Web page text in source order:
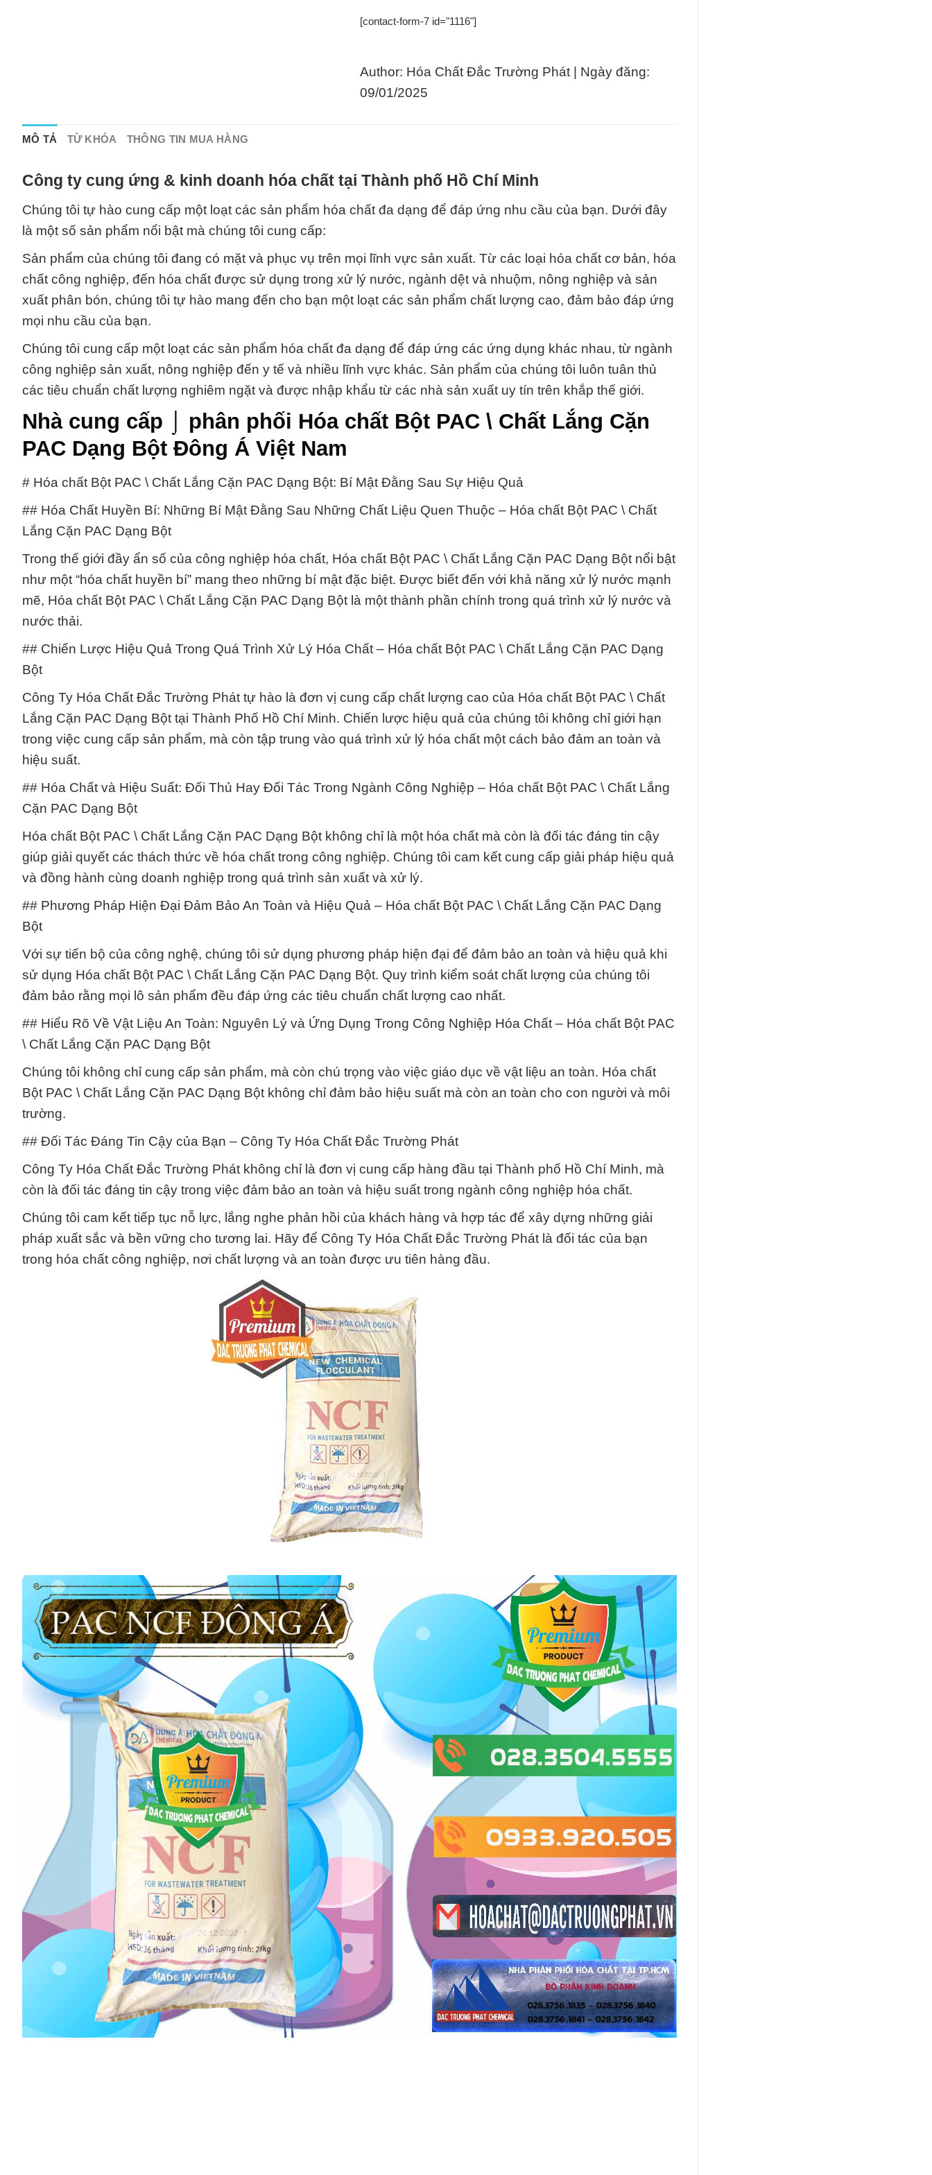
[contact-form-7 id="1116"]
Author: Hóa Chất Đắc Trường Phát | Ngày đăng:
09/01/2025
MÔ TẢ TỪ KHÓA THÔNG TIN MUA HÀNG
Công ty cung ứng & kinh doanh hóa chất tại Thành phố Hồ Chí Minh
Chúng tôi tự hào cung cấp một loạt các sản phẩm hóa chất đa dạng để đáp ứng nhu cầu của bạn. Dưới đây
là một số sản phẩm nổi bật mà chúng tôi cung cấp:
Sản phẩm của chúng tôi đang có mặt và phục vụ trên mọi lĩnh vực sản xuất. Từ các loại hóa chất cơ bản, hóa
chất công nghiệp, đến hóa chất được sử dụng trong xử lý nước, ngành dệt và nhuộm, nông nghiệp và sản
xuất phân bón, chúng tôi tự hào mang đến cho bạn một loạt các sản phẩm chất lượng cao, đảm bảo đáp ứng
mọi nhu cầu của bạn.
Chúng tôi cung cấp một loạt các sản phẩm hóa chất đa dạng để đáp ứng các ứng dụng khác nhau, từ ngành
công nghiệp sản xuất, nông nghiệp đến y tế và nhiều lĩnh vực khác. Sản phẩm của chúng tôi luôn tuân thủ
các tiêu chuẩn chất lượng nghiêm ngặt và được nhập khẩu từ các nhà sản xuất uy tín trên khắp thế giới.
Nhà cung cấp ⌡ phân phối Hóa chất Bột PAC \ Chất Lắng Cặn
PAC Dạng Bột Đông Á Việt Nam
# Hóa chất Bột PAC \ Chất Lắng Cặn PAC Dạng Bột: Bí Mật Đằng Sau Sự Hiệu Quả
## Hóa Chất Huyền Bí: Những Bí Mật Đằng Sau Những Chất Liệu Quen Thuộc – Hóa chất Bột PAC \ Chất
Lắng Cặn PAC Dạng Bột
Trong thế giới đầy ẩn số của công nghiệp hóa chất, Hóa chất Bột PAC \ Chất Lắng Cặn PAC Dạng Bột nổi bật
như một “hóa chất huyền bí” mang theo những bí mật đặc biệt. Được biết đến với khả năng xử lý nước mạnh
mẽ, Hóa chất Bột PAC \ Chất Lắng Cặn PAC Dạng Bột là một thành phần chính trong quá trình xử lý nước và
nước thải.
## Chiến Lược Hiệu Quả Trong Quá Trình Xử Lý Hóa Chất – Hóa chất Bột PAC \ Chất Lắng Cặn PAC Dạng
Bột
Công Ty Hóa Chất Đắc Trường Phát tự hào là đơn vị cung cấp chất lượng cao của Hóa chất Bột PAC \ Chất
Lắng Cặn PAC Dạng Bột tại Thành Phố Hồ Chí Minh. Chiến lược hiệu quả của chúng tôi không chỉ giới hạn
trong việc cung cấp sản phẩm, mà còn tập trung vào quá trình xử lý hóa chất một cách bảo đảm an toàn và
hiệu suất.
## Hóa Chất và Hiệu Suất: Đối Thủ Hay Đối Tác Trong Ngành Công Nghiệp – Hóa chất Bột PAC \ Chất Lắng
Cặn PAC Dạng Bột
Hóa chất Bột PAC \ Chất Lắng Cặn PAC Dạng Bột không chỉ là một hóa chất mà còn là đối tác đáng tin cậy
giúp giải quyết các thách thức về hóa chất trong công nghiệp. Chúng tôi cam kết cung cấp giải pháp hiệu quả
và đồng hành cùng doanh nghiệp trong quá trình sản xuất và xử lý.
## Phương Pháp Hiện Đại Đảm Bảo An Toàn và Hiệu Quả – Hóa chất Bột PAC \ Chất Lắng Cặn PAC Dạng
Bột
Với sự tiến bộ của công nghệ, chúng tôi sử dụng phương pháp hiện đại để đảm bảo an toàn và hiệu quả khi
sử dụng Hóa chất Bột PAC \ Chất Lắng Cặn PAC Dạng Bột. Quy trình kiểm soát chất lượng của chúng tôi
đảm bảo rằng mọi lô sản phẩm đều đáp ứng các tiêu chuẩn chất lượng cao nhất.
## Hiểu Rõ Về Vật Liệu An Toàn: Nguyên Lý và Ứng Dụng Trong Công Nghiệp Hóa Chất – Hóa chất Bột PAC
\ Chất Lắng Cặn PAC Dạng Bột
Chúng tôi không chỉ cung cấp sản phẩm, mà còn chú trọng vào việc giáo dục về vật liệu an toàn. Hóa chất
Bột PAC \ Chất Lắng Cặn PAC Dạng Bột không chỉ đảm bảo hiệu suất mà còn an toàn cho con người và môi
trường.
## Đối Tác Đáng Tin Cậy của Bạn – Công Ty Hóa Chất Đắc Trường Phát
Công Ty Hóa Chất Đắc Trường Phát không chỉ là đơn vị cung cấp hàng đầu tại Thành phố Hồ Chí Minh, mà
còn là đối tác đáng tin cậy trong việc đảm bảo an toàn và hiệu suất trong ngành công nghiệp hóa chất.
Chúng tôi cam kết tiếp tục nỗ lực, lắng nghe phản hồi của khách hàng và hợp tác để xây dựng những giải
pháp xuất sắc và bền vững cho tương lai. Hãy để Công Ty Hóa Chất Đắc Trường Phát là đối tác của bạn
trong hóa chất công nghiệp, nơi chất lượng và an toàn được ưu tiên hàng đầu.